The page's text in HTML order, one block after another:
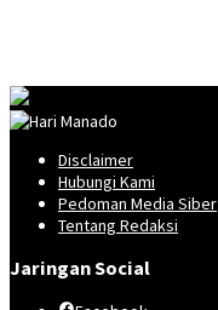
Disclaimer
Hubungi Kami
Pedoman Media Siber
Tentang Redaksi
Jaringan Social